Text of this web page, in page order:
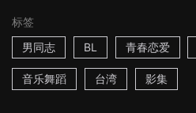
标签
男同志
BL 青春恋爱
音乐舞蹈 台湾 影集